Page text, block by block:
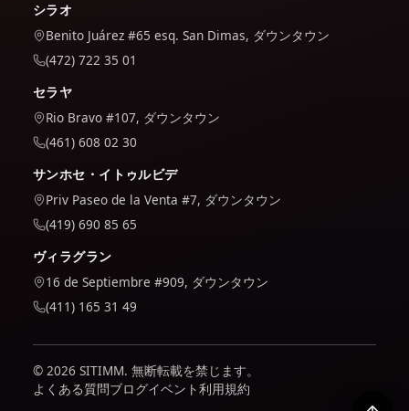
シラオ
Benito Juárez #65 esq. San Dimas, ダウンタウン
(472) 722 35 01
セラヤ
Rio Bravo #107, ダウンタウン
(461) 608 02 30
サンホセ・イトゥルビデ
Priv Paseo de la Venta #7, ダウンタウン
(419) 690 85 65
ヴィラグラン
16 de Septiembre #909, ダウンタウン
(411) 165 31 49
© 2026 SITIMM. 無断転載を禁じます。
よくある質問ブログイベント利用規約